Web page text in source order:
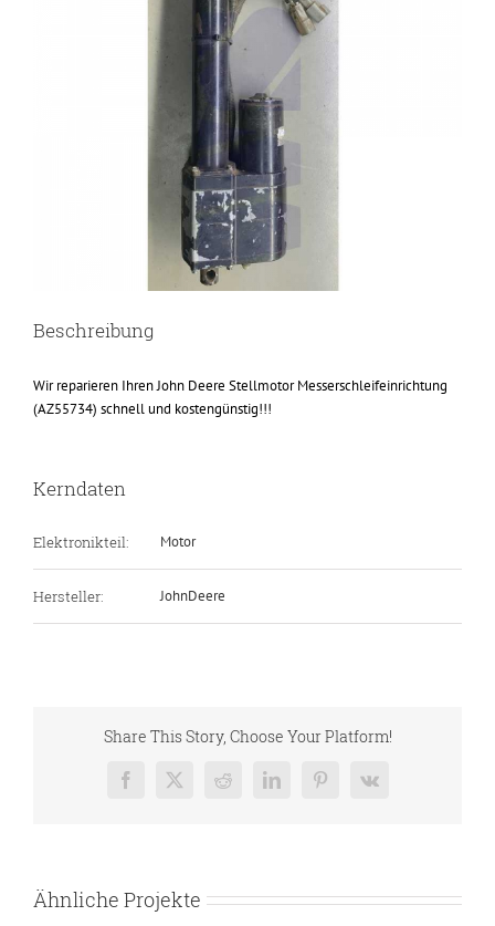
Beschreibung
Wir reparieren Ihren John Deere Stellmotor Messerschleifeinrichtung
(AZ55734) schnell und kostengünstig!!!
Kerndaten
Elektronikteil: Motor
Hersteller: JohnDeere
Share This Story, Choose Your Platform!
Facebook
X RedditLinkedInPinterest
Vk
Ähnliche Projekte